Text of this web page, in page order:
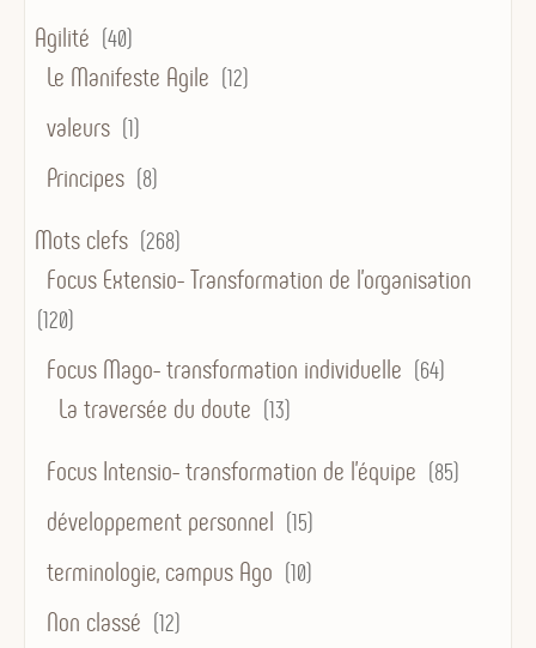
Agilité (40)
Le Manifeste Agile (12)
valeurs (1)
Principes (8)
Mots clefs (268)
Focus Extensio- Transformation de l'organisation
(120)
Focus Mago- transformation individuelle (64)
La traversée du doute (13)
Focus Intensio- transformation de l'équipe (85)
développement personnel (15)
terminologie, campus Ago (10)
Non classé (12)